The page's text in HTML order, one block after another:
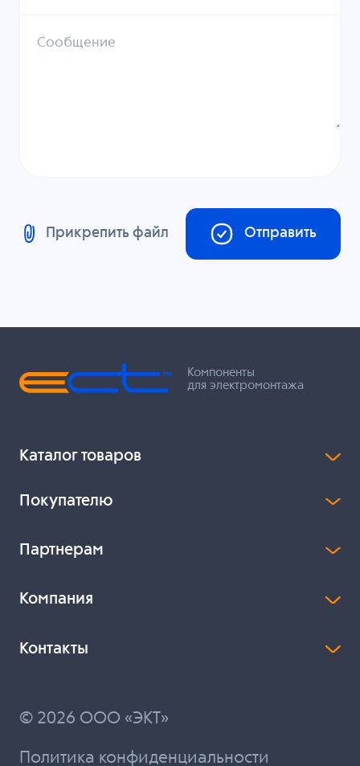
Сообщение
Прикрепить файл Отправить
Компоненты
для электромонтажа
Каталог товаров
Покупателю
Партнерам
Компания
Контакты
© 2026 ООО «ЭКТ»
Политика конфиденциальности